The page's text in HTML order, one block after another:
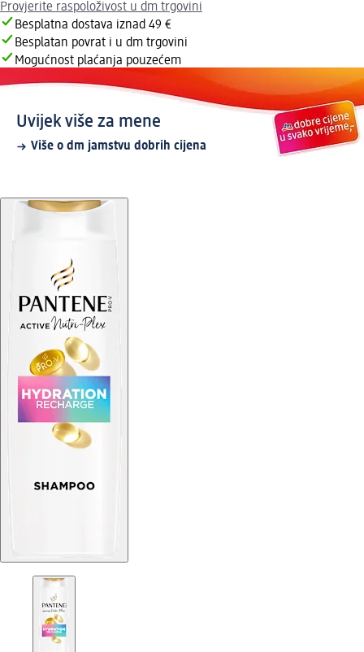
Provjerite raspoloživost u dm trgovini
Besplatna dostava iznad 49 €
Besplatan povrat i u dm trgovini
Mogućnost plaćanja pouzećem
Uvijek više za mene
Više o dm jamstvu dobrih cijena